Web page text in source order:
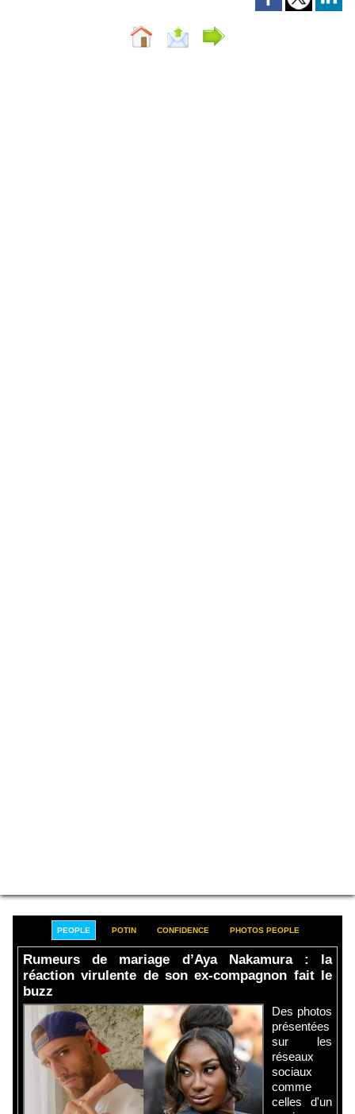
PEOPLE POTIN CONFIDENCE PHOTOS PEOPLE
Rumeurs de mariage d’Aya Nakamura : la
réaction virulente de son ex-compagnon fait le
buzz
Des photos
présentées
sur les
réseaux
sociaux
comme
celles d'un